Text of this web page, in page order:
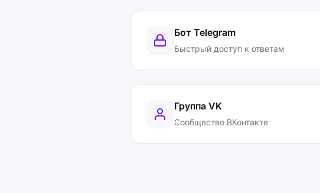
Бот Telegram
Быстрый доступ к ответам
Группа VK
Сообщество ВКонтакте